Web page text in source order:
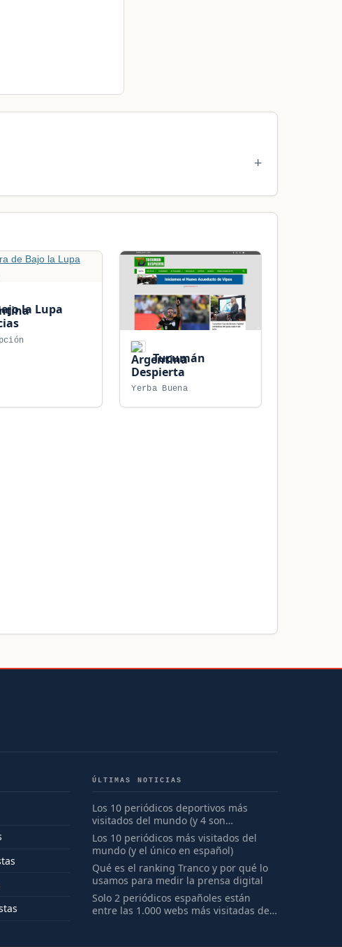
la Lupa
Tucumán
Despierta
Yerba Buena
ÚLTIMAS NOTICIAS
Los 10 periódicos deportivos más
visitados del mundo (y 4 son
españoles)
Los 10 periódicos más visitados del
mundo (y el único en español)
Qué es el ranking Tranco y por qué lo
usamos para medir la prensa digital
Solo 2 periódicos españoles están
entre las 1.000 webs más visitadas del